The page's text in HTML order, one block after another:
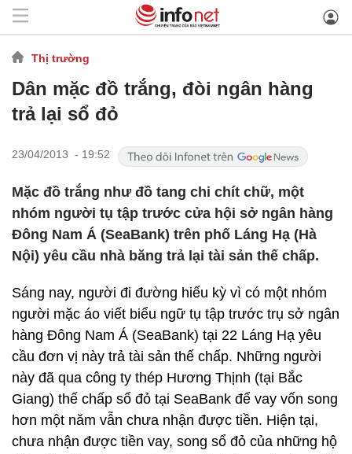
Thị trường
Dân mặc đồ trắng, đòi ngân hàng
trả lại sổ đỏ
23/04/2013 - 19:52
Mặc đồ trắng như đồ tang chi chít chữ, một
nhóm người tụ tập trước cửa hội sở ngân hàng
Đông Nam Á (SeaBank) trên phố Láng Hạ (Hà
Nội) yêu cầu nhà băng trả lại tài sản thế chấp.
Sáng nay, người đi đường hiếu kỳ vì có một nhóm
người mặc áo viết biểu ngữ tụ tập trước trụ sở ngân
hàng Đông Nam Á (SeaBank) tại 22 Láng Hạ yêu
cầu đơn vị này trả tài sản thế chấp. Những người
này đã qua công ty thép Hương Thịnh (tại Bắc
Giang) thế chấp sổ đỏ tại SeaBank để vay vốn song
hơn một năm vẫn chưa nhận được tiền. Hiện tại,
chưa nhận được tiền vay, song sổ đỏ của những hộ